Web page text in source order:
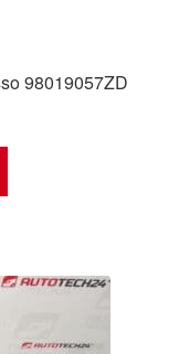
98019057ZD